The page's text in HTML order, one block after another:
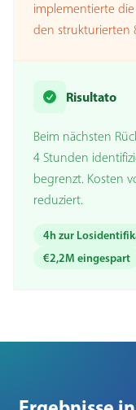
implementierte
den strukturierten
Risultato
Beim nächsten
4 Stunden
begrenzt. Kosten
reduziert.
4h zur
€2,2M eingespart